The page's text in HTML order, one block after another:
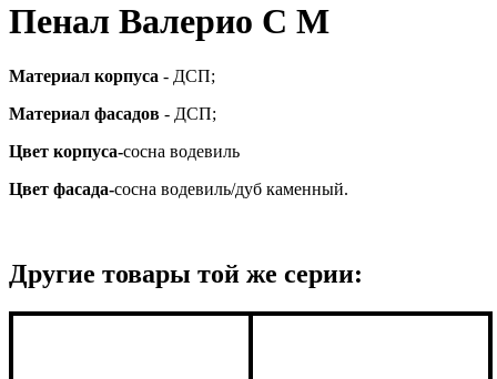
Пенал Валерио С М
Материал корпуса - ДСП;
Материал фасадов - ДСП;
Цвет корпуса-сосна водевиль
Цвет фасада-сосна водевиль/дуб каменный.
Другие товары той же серии: